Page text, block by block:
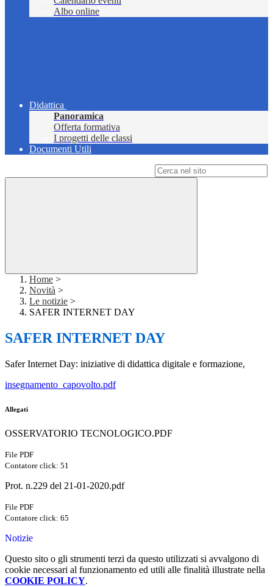
Albo online
Didattica
Panoramica
Offerta formativa
I progetti delle classi
Documenti Utili
Home >
Novità >
Le notizie >
SAFER INTERNET DAY
SAFER INTERNET DAY
Safer Internet Day: iniziative di didattica digitale e formazione,
insegnamento_capovolto.pdf
Allegati
OSSERVATORIO TECNOLOGICO.PDF
File PDF
Contatore click: 51
Prot. n.229 del 21-01-2020.pdf
File PDF
Contatore click: 65
Notizie
Questo sito o gli strumenti terzi da questo utilizzati si avvalgono di
cookie necessari al funzionamento ed utili alle finalità illustrate nella
COOKIE POLICY.